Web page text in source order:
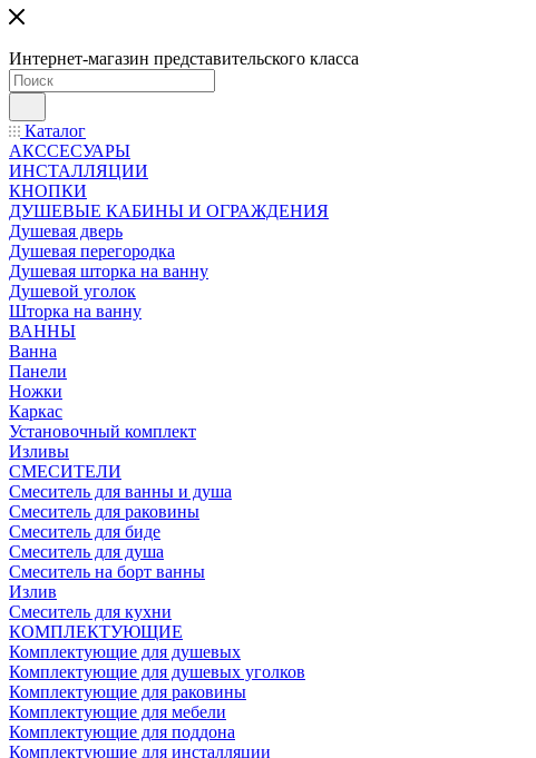
Интернет-магазин представительского класса
Каталог
АКССЕСУАРЫ
ИНСТАЛЛЯЦИИ
КНОПКИ
ДУШЕВЫЕ КАБИНЫ И ОГРАЖДЕНИЯ
Душевая дверь
Душевая перегородка
Душевая шторка на ванну
Душевой уголок
Шторка на ванну
ВАННЫ
Ванна
Панели
Ножки
Каркас
Установочный комплект
Изливы
СМЕСИТЕЛИ
Смеситель для ванны и душа
Смеситель для раковины
Смеситель для биде
Смеситель для душа
Смеситель на борт ванны
Излив
Смеситель для кухни
КОМПЛЕКТУЮЩИЕ
Комплектующие для душевых
Комплектующие для душевых уголков
Комплектующие для раковины
Комплектующие для мебели
Комплектующие для поддона
Комплектующие для инсталляции